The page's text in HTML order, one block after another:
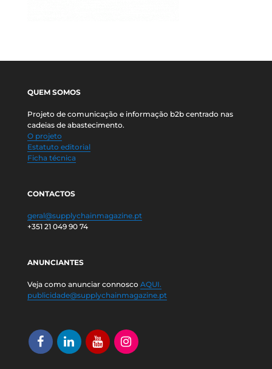
QUEM SOMOS
Projeto de comunicação e informação b2b centrado nas
cadeias de abastecimento.
O projeto
Estatuto editorial
Ficha técnica
CONTACTOS
geral@supplychainmagazine.pt
+351 21 049 90 74
ANUNCIANTES
Veja como anunciar connosco AQUI.
publicidade@supplychainmagazine.pt